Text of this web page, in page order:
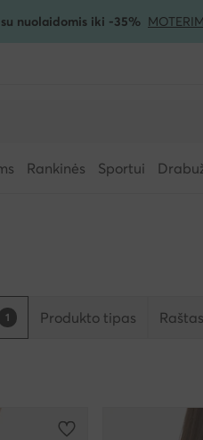
nuolaidomis iki -35%
Rankinės Sportui
1 Produkto tipas Raštas